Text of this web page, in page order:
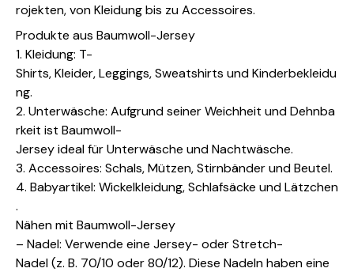
rojekten, von Kleidung bis zu Accessoires.
Produkte aus Baumwoll-Jersey
1. Kleidung: T-
Shirts, Kleider, Leggings, Sweatshirts und Kinderbekleidu
ng.
2. Unterwäsche: Aufgrund seiner Weichheit und Dehnba
rkeit ist Baumwoll-
Jersey ideal für Unterwäsche und Nachtwäsche.
3. Accessoires: Schals, Mützen, Stirnbänder und Beutel.
4. Babyartikel: Wickelkleidung, Schlafsäcke und Lätzchen
.
Nähen mit Baumwoll-Jersey
– Nadel: Verwende eine Jersey- oder Stretch-
Nadel (z. B. 70/10 oder 80/12). Diese Nadeln haben eine